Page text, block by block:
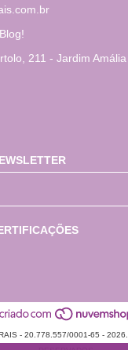
211 - Jardim
- 20.778.557/0001-65 -